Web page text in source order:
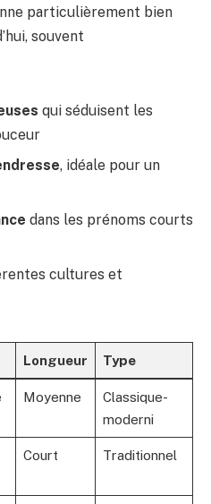
particulièrement bien
souvent
qui séduisent les
, idéale pour un
dans les prénoms courts
cultures et
Longueur Type
Moyenne
Classique-
moderni
Court Traditionnel